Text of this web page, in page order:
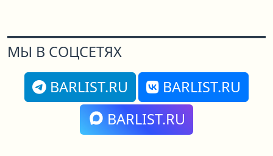
МЫ В СОЦСЕТЯХ
BARLIST.RU
BARLIST.RU
BARLIST.RU